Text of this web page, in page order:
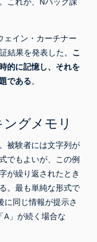
ェイン・カーチナー
結果を発表した。 こ
的に記憶し、それを
である。
グメモリ
被験者には文字列が
でもよいが、この例
が繰り返されたとき
。最も単純な形式で
に同じ情報が提示さ
A」が続く場合な